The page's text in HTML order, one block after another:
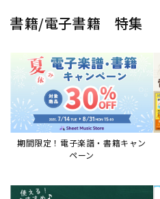
書籍/電子書籍 特集
期間限定！電子楽譜・書籍キャン
ペーン